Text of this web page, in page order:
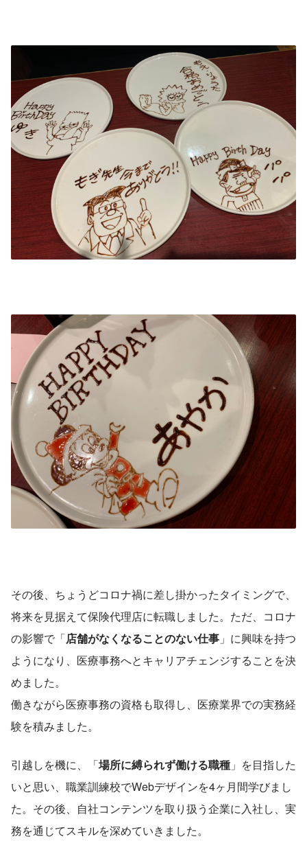
その後、ちょうどコロナ禍に差し掛かったタイミングで、
将来を見据えて保険代理店に転職しました。ただ、コロナ
の影響で「店舗がなくなることのない仕事 」に興味を持つ
ようになり、医療事務へとキャリアチェンジすることを決
めました。
働きながら医療事務の資格も取得し、医療業界での実務経
験を積みました。
引越しを機に、「場所に縛られず働ける職種 」を目指した
いと思い、職業訓練校でWebデザインを4ヶ月間学びまし
た。その後、自社コンテンツを取り扱う企業に入社し、実
務を通じてスキルを深めていきました。